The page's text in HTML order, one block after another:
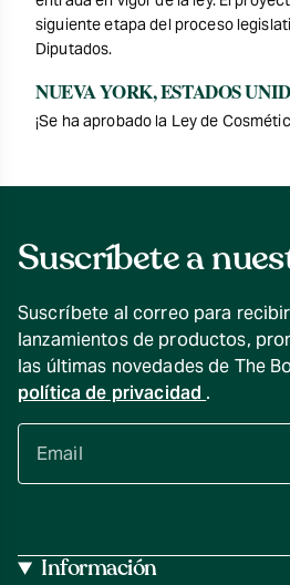
siguiente etapa del proceso
Diputados.
NUEVA YORK, ESTADOS
¡Se ha aprobado la Ley de
Suscríbete a
Suscríbete al correo para
lanzamientos de productos,
las últimas novedades de The
política de privacidad .
Información